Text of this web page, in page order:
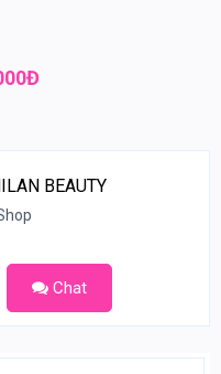
BEAUTY
Chat